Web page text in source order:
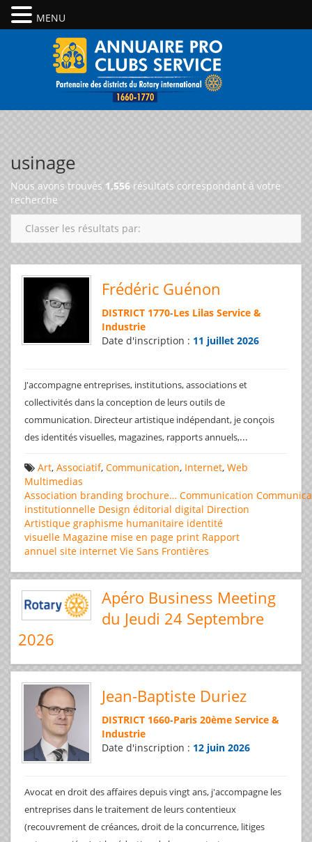
usinage
Nous avons trouvés 1,556 résultats correspondant à votre
recherche
Classer les résultats par:
Frédéric Guénon
DISTRICT 1770-Les Lilas Service &
Industrie
Date d'inscription : 11 juillet 2026
J'accompagne entreprises, institutions, associations et
collectivités dans la conception de leurs outils de
communication. Directeur artistique indépendant, je conçois
des identités visuelles, magazines, rapports annuels,...
Art, Associatif, Communication, Internet, Web
Multimedias
Association branding brochure… Communication
institutionnelle Design éditorial digital Direction
Artistique graphisme humanitaire identité
visuelle Magazine mise en page print Rapport
annuel site internet Vie Sans Frontières
Apéro Business Meeting
du Jeudi 24 Septembre
2026
Jean-Baptiste Duriez
DISTRICT 1660-Paris 20ème Service &
Industrie
Date d'inscription : 12 juin 2026
Avocat en droit des affaires depuis vingt ans, j'accompagne les
entreprises dans le traitement de leurs contentieux
(recouvrement de créances, droit de la concurrence, litiges
MENU